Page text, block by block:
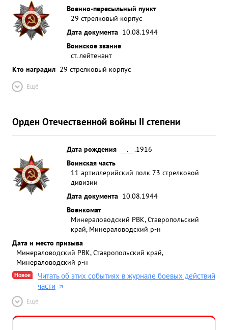
Военно-пересыльный пункт
29 стрелковый корпус
Дата документа 10.08.1944
Воинское звание
ст. лейтенант
Кто наградил 29 стрелковый корпус
Ещё
Орден Отечественной войны II степени
Дата рождения
__.__.1916
Воинская часть
11 артиллерийский полк 73 стрелковой
дивизии
Дата документа 10.08.1944
Военкомат
Минераловодский РВК, Ставропольский
край, Минераловодский р-н
Дата и место призыва
Минераловодский РВК, Ставропольский край,
Минераловодский р-н
Новое
Читать об этих событиях в журнале боевых действий
части
Ещё